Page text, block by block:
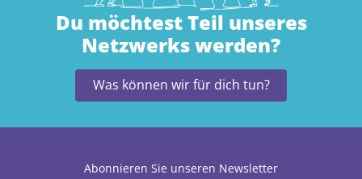
Du möchtest Teil unseres
Netzwerks werden?
Was können wir für dich tun?
Abonnieren Sie unseren Newsletter